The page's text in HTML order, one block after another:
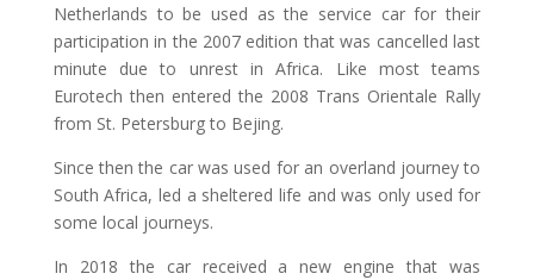
Netherlands to be used as the service car for their
participation in the 2007 edition that was cancelled last
minute due to unrest in Africa. Like most teams
Eurotech then entered the 2008 Trans Orientale Rally
from St. Petersburg to Bejing.
Since then the car was used for an overland journey to
South Africa, led a sheltered life and was only used for
some local journeys.
In 2018 the car received a new engine that was